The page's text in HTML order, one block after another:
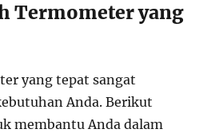
Termometer yang
yang tepat sangat
Anda. Berikut
membantu Anda dalam